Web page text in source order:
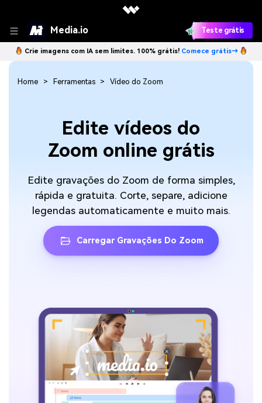
Media.io Teste grátis
Crie imagens com IA sem limites. 100% grátis! Comece grátis→
Edite vídeos do
Zoom online grátis
Edite gravações do Zoom de forma simples,
rápida e gratuita. Corte, separe, adicione
legendas automaticamente e muito mais.
Carregar Gravações Do Zoom
Home Ferramentas Vídeo do Zoom